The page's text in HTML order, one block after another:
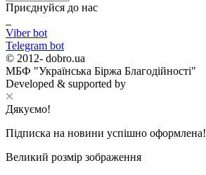
Приєднуйся до нас
Viber bot
Telegram bot
© 2012- dobro.ua
МБФ "Українська Біржа Благодійності"
Developed & supported by
Дякуємо!
Підписка на новини успішно оформлена!
Великий розмір зображення